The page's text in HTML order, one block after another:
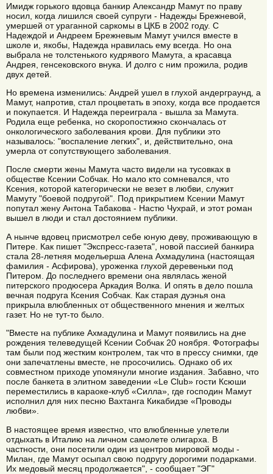
Имидж горького вдовца банкир Александр Мамут по праву
носил, когда лишился своей супруги - Надежды Брежневой,
умершей от ураганной саркомы в ЦКБ в 2002 году. С
Надеждой и Андреем Брежневым Мамут учился вместе в
школе и, якобы, Надежда нравилась ему всегда. Но она
выбрала не толстенького кудрявого Мамута, а красавца
Андрея, генсековского внука. И долго с ним прожила, родив
двух детей.
Но времена изменились: Андрей ушел в глухой андерграунд, а
Мамут, напротив, стал процветать в эпоху, когда все продается
и покупается. И Надежда переиграла - вышла за Мамута.
Родила еще ребенка, но скоропостижно скончалась от
онкологического заболевания крови. Для публики это
называлось: "воспаление легких", и, действительно, она
умерла от сопутствующего заболевания.
После смерти жены Мамута часто видели на тусовках в
обществе Ксении Собчак. Но мало кто сомневался, что
Ксения, которой категорически не везет в любви, служит
Мамуту "боевой подругой". Под прикрытием Ксении Мамут
попутал жену Антона Табакова - Настю Чухрай, и этот роман
вышел в люди и стал достоянием публики.
А нынче вдовец присмотрел себе юную деву, проживающую в
Питере. Как пишет "Экспресс-газета", новой пассией банкира
стала 28-летняя модельерша Алена Ахмадулина (настоящая
фамилия - Асфирова), уроженка глухой деревеньки под
Питером. До последнего времени она являлась женой
питерского продюсера Аркадия Волка. И опять в дело пошла
вечная подруга Ксения Собчак. Как старая дуэнья она
прикрыла влюбленных от общественного мнения и желтых
газет. Но не тут-то было.
"Вместе на публике Ахмадулина и Мамут появились на дне
рождения телеведущей Ксении Собчак 20 ноября. Фотографы
там были под жестким контролем, так что в прессу снимки, где
они запечатлены вместе, не просочились. Однако об их
совместном приходе упомянули многие издания. Забавно, что
после банкета в элитном заведении «Le Club» гости Ксюши
переместились в караоке-клуб «Силла», где господин Мамут
исполнил для них песню Вахтанга Кикабидзе «Проводы
любви».
В настоящее время известно, что влюбленные улетели
отдыхать в Италию на личном самолете олигарха. В
частности, они посетили один из центров мировой моды -
Милан, где Мамут осыпал свою подругу дорогими подарками.
Их медовый месяц продолжается", - сообщает "ЭГ"